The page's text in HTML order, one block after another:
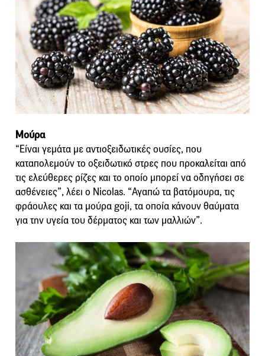
Μούρα
“Είναι γεμάτα με αντιοξειδωτικές ουσίες, που
καταπολεμούν το οξειδωτικό στρες που προκαλείται από
τις ελεύθερες ρίζες και το οποίο μπορεί να οδηγήσει σε
ασθένειες”, λέει ο Nicolas. “Αγαπώ τα βατόμουρα, τις
φράουλες και τα μούρα goji, τα οποία κάνουν θαύματα
για την υγεία του δέρματος και των μαλλιών”.